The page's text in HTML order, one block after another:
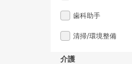
歯科助手
清掃/環境整備
介護